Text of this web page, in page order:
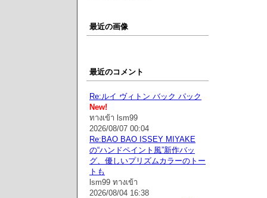
最近の画像
最近のコメント
Re:ルイ ヴィトン バック パック
New!
ทางเข้า lsm99
2026/08/07 00:04
Re:BAO BAO ISSEY MIYAKE
の“ハンドペイント風”新作バッ
グ、優しいプリズムカラーのトー
トも
lsm99 ทางเข้า
2026/08/04 16:38